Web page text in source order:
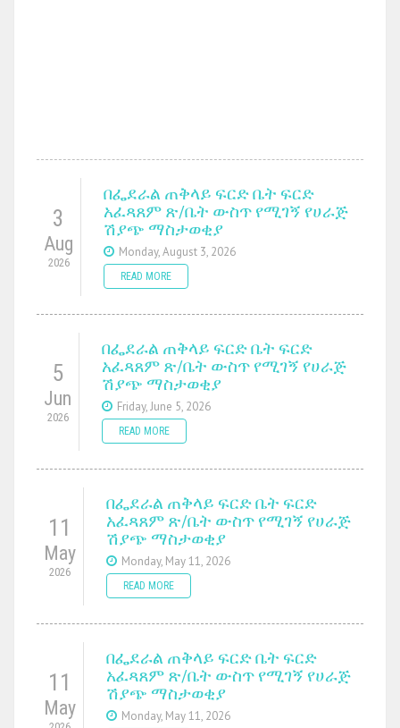
3
Aug
2026
በፌደራል ጠቅላይ ፍርድ ቤት ፍርድ
አፈጻጸም ጽ/ቤት ውስጥ የሚገኝ የሀራጅ
ሽያጭ ማስታወቂያ
Monday, August 3, 2026
READ MORE
5
Jun
2026
በፌደራል ጠቅላይ ፍርድ ቤት ፍርድ
አፈጻጸም ጽ/ቤት ውስጥ የሚገኝ የሀራጅ
ሽያጭ ማስታወቂያ
Friday, June 5, 2026
READ MORE
11
May
2026
በፌደራል ጠቅላይ ፍርድ ቤት ፍርድ
አፈጻጸም ጽ/ቤት ውስጥ የሚገኝ የሀራጅ
ሽያጭ ማስታወቂያ
Monday, May 11, 2026
READ MORE
11
May
በፌደራል ጠቅላይ ፍርድ ቤት ፍርድ
አፈጻጸም ጽ/ቤት ውስጥ የሚገኝ የሀራጅ
ሽያጭ ማስታወቂያ
Monday, May 11, 2026